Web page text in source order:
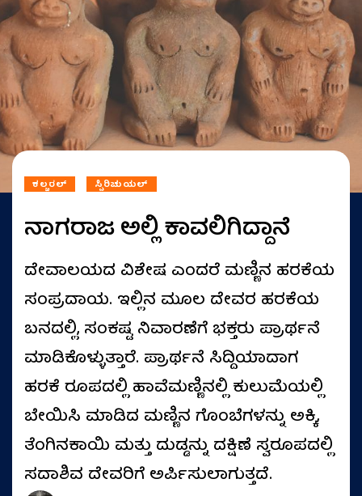
ಕಲ್ಚರಲ್ ಸ್ಪಿರಿಚುಯಲ್
ನಾಗರಾಜ ಅಲ್ಲಿ ಕಾವಲಿಗಿದ್ದಾನೆ
ದೇವಾಲಯದ ವಿಶೇಷ ಎಂದರೆ ಮಣ್ಣಿನ ಹರಕೆಯ
ಸಂಪ್ರದಾಯ. ಇಲ್ಲಿನ ಮೂಲ ದೇವರ ಹರಕೆಯ
ಬನದಲ್ಲಿ, ಸಂಕಷ್ಟ ನಿವಾರಣೆಗೆ ಭಕ್ತರು ಪ್ರಾರ್ಥನೆ
ಮಾಡಿಕೊಳ್ಳುತ್ತಾರೆ. ಪ್ರಾರ್ಥನೆ ಸಿದ್ದಿಯಾದಾಗ
ಹರಕೆ ರೂಪದಲ್ಲಿ ಹಾವೆಮಣ್ಣಿನಲ್ಲಿ ಕುಲುಮೆಯಲ್ಲಿ
ಬೇಯಿಸಿ ಮಾಡಿದ ಮಣ್ಣಿನ ಗೊಂಬೆಗಳನ್ನು ಅಕ್ಕಿ,
ತೆಂಗಿನಕಾಯಿ ಮತ್ತು ದುಡ್ಡನ್ನು ದಕ್ಷಿಣೆ ಸ್ವರೂಪದಲ್ಲಿ
ಸದಾಶಿವ ದೇವರಿಗೆ ಅರ್ಪಿಸುಲಾಗುತ್ತದೆ.